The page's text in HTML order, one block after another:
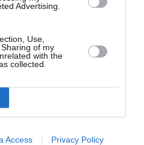
Advertising.
Use,
of my
with the
collected.
Access Privacy Policy